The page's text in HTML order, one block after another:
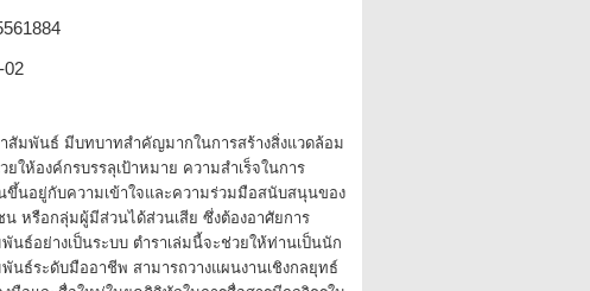
02
สัมพันธ์ มีบทบาทสำคัญมากในการสร้างสิ่งแวดล้อม
ยให้องค์กรบรรลุเป้าหมาย ความสำเร็จในการ
ขึ้นอยู่กับความเข้าใจและความร่วมมือสนับสนุนของ
หรือกลุ่มผู้มีส่วนได้ส่วนเสีย ซึ่งต้องอาศัยการ
นธ์อย่างเป็นระบบ ตำราเล่มนี้จะช่วยให้ท่านเป็นนัก
นธ์ระดับมืออาชีพ สามารถวางแผนงานเชิงกลยุทธ์